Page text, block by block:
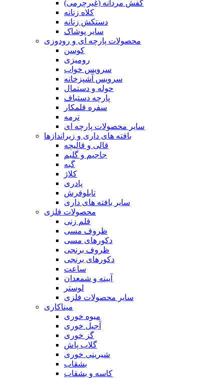
کفش مردانه (غیرچرمی)
کلاه زنانه
دستکش زنانه
سایر پوشاک
محصولات پارچه ای و رودوزی
کوسن
رومیزی
سرویس خواب
سرویس آشپزخانه
حوله و دستمال
پارچه دستباف
سفره قلمکار
ترمه
سایر محصولات پارچه ای
بافته های داری و زیراندازها
قالی و قالیچه
جاجیم و گلیم
گبه
کلاژ
پادری
تابلوفرش
سایر بافته های داری
محصولات فلزی
قلم زنی
ظروف مسی
دکورهای مسی
ظروف برنجی
دکورهای برنجی
ساعت
آیینه و شمعدان
لوستر
سایر محصولات فلزی
میناکاری
میوه خوری
آجیل خوری
گز خوری
گلاب پاش
شیرینی خوری
بشقاب
کاسه و بشقاب